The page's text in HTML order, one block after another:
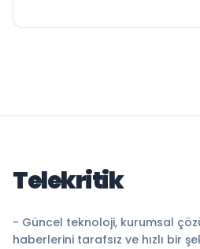
Telekritik
- Güncel teknoloji, kurumsal
haberlerini tarafsız ve hızlı bir